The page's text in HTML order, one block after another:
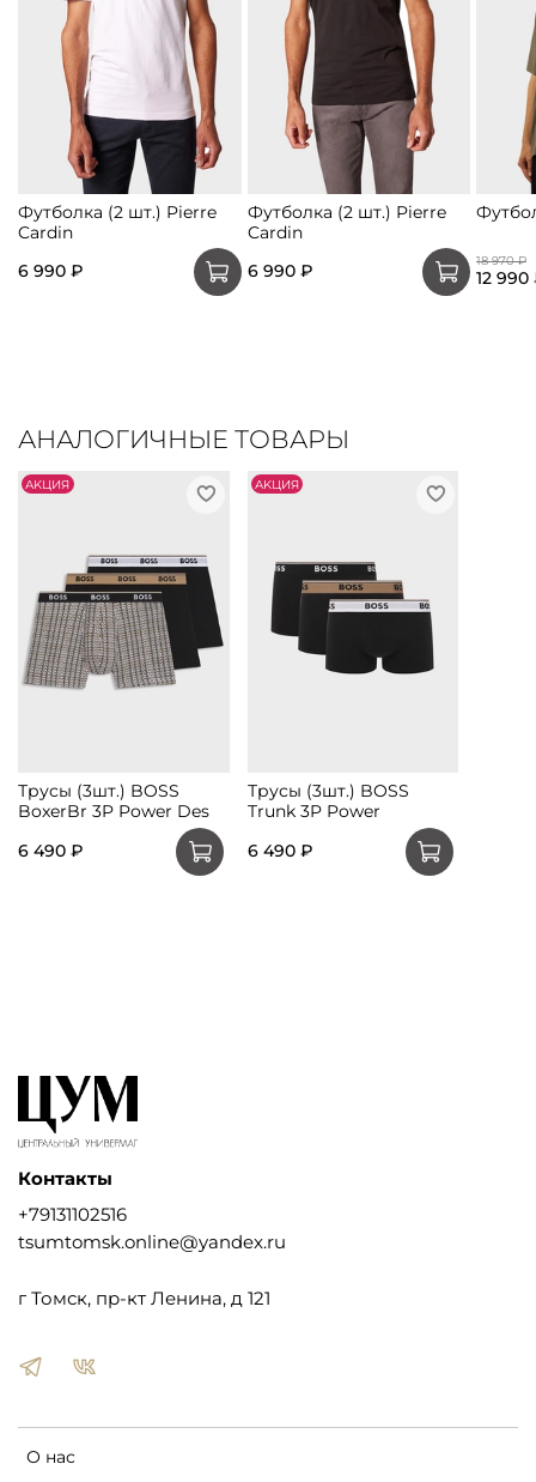
Футболка (2 шт.) Pierre
Cardin
6 990 ₽
Футболка (2 шт.) Pierre
Cardin
6 990 ₽
18 970 ₽
12 990
АНАЛОГИЧНЫЕ ТОВАРЫ
АKЦИЯ
Трусы (3шт.) BOSS
BoxerBr 3P Power Des
6 490 ₽
АKЦИЯ
Трусы (3шт.) BOSS
Trunk 3P Power
6 490 ₽
О нас
Контакты
+79131102516
tsumtomsk.online@yandex.ru
г Томск, пр-кт Ленина, д 121